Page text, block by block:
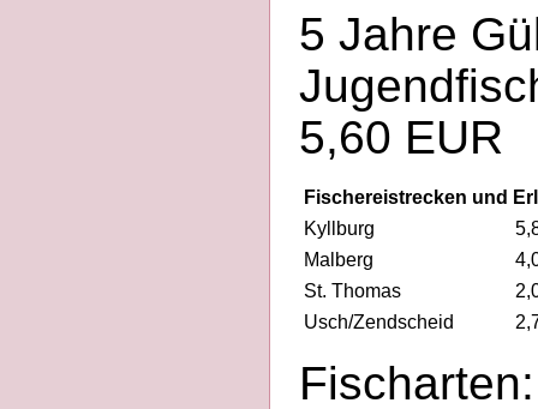
5 Jahre
5,60 EUR
Fischereistrecken und
Kyllburg
Malberg
St. Thomas
Usch/Zendscheid